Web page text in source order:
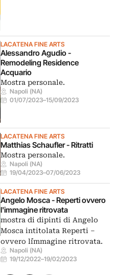
LACATENA FINE ARTS
Alessandro Agudio -
Remodeling Residence
Acquario
Mostra personale.
Napoli (NA)
01/07/2023–15/09/2023
LACATENA FINE ARTS
Matthias Schaufler - Ritratti
Mostra personale.
Napoli (NA)
19/04/2023–07/06/2023
LACATENA FINE ARTS
Angelo Mosca - Reperti ovvero
l'immagine ritrovata
mostra di dipinti di Angelo
Mosca intitolata Reperti –
ovvero l´immagine ritrovata.
Napoli (NA)
19/12/2022–19/02/2023